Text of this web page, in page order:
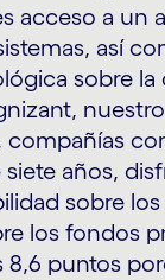
acceso a un
así
sobre la
compañías
años,
sobre
los fondos
8,6 puntos